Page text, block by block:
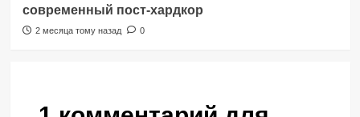
современный пост-хардкор
2 месяца тому назад 0